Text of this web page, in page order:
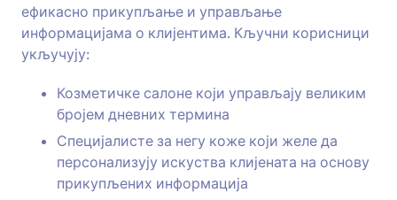
ефикасно прикупљање и управљање
информацијама о клијентима. Кључни корисници
укључују:
Козметичке салоне који управљају великим
бројем дневних термина
Специјалисте за негу коже који желе да
персонализују искуства клијената на основу
прикупљених информација